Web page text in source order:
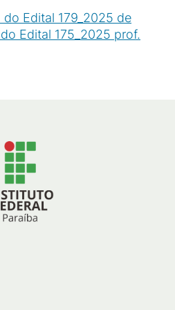
Edital 179_2025 de
Edital 175_2025 prof.